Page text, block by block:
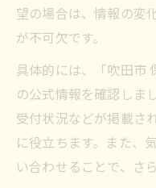
望の場合は、情報の変
が不可欠です。
具体的には、「吹田市
の公式情報を確認しま
受付状況などが掲載さ
に役立ちます。また、
い合わせることで、さ